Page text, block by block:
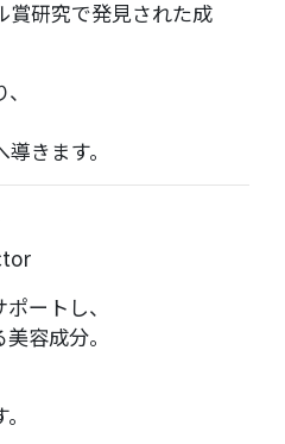
賞研究で発見された成
きます。
ートし、
容成分。